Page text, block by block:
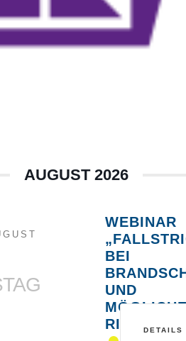
AUGUST 2026
WEBINAR
BEI
UND
RISIKEN“
DETAILS